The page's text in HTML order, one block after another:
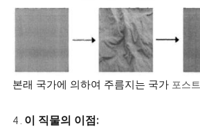
본래 국가에 의하여 주름지는 국가 포스
4 . 이 직물의 이점 :